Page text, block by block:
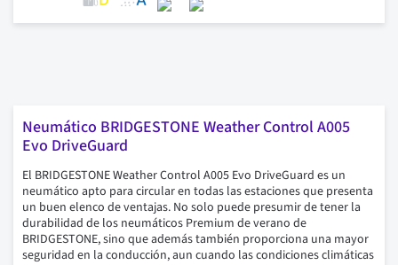
Neumático BRIDGESTONE Weather Control A005
Evo DriveGuard
El BRIDGESTONE Weather Control A005 Evo DriveGuard es un
neumático apto para circular en todas las estaciones que presenta
un buen elenco de ventajas. No solo puede presumir de tener la
durabilidad de los neumáticos Premium de verano de
BRIDGESTONE, sino que además también proporciona una mayor
seguridad en la conducción, aun cuando las condiciones climáticas